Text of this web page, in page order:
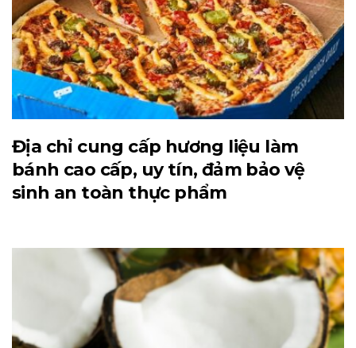
Địa chỉ cung cấp hương liệu làm
bánh cao cấp, uy tín, đảm bảo vệ
sinh an toàn thực phẩm